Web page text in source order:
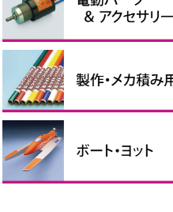
配線パーツ
充放電器・リポメーター
モーター
スピードコントローラー
Lipoバッテリー
電動ダクテッドファン
イーパック
フィルム
リンケージパーツ
テープ、ビス・ナット、スポ
ンジ
接着剤・ケミカル製品
バルサ・ベニヤ
カーボン素材